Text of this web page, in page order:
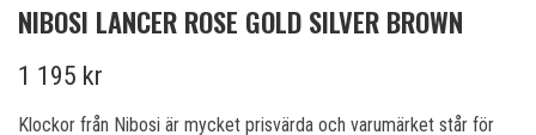
NIBOSI LANCER ROSE GOLD SILVER BROWN
1 195 kr
Klockor från Nibosi är mycket prisvärda och varumärket står för